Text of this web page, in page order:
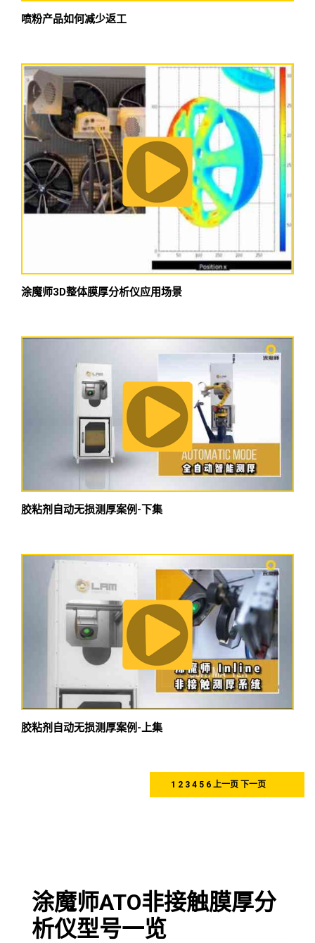
喷粉产品如何减少返工
涂魔师3D整体膜厚分析仪应用场景
胶粘剂自动无损测厚案例-下集
胶粘剂自动无损测厚案例-上集
1 2 3 4 5 6 上一页 下一页
涂魔师ATO非接触膜厚分
析仪型号一览